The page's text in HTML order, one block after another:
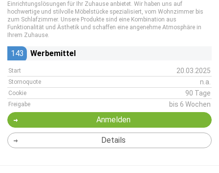
Einrichtungslösungen für Ihr Zuhause anbietet. Wir haben uns auf
hochwertige und stilvolle Möbelstücke spezialisiert, vom Wohnzimmer bis
zum Schlafzimmer. Unsere Produkte sind eine Kombination aus
Funktionalität und Ästhetik und schaffen eine angenehme Atmosphäre in
Ihrem Zuhause.
143 Werbemittel
Start 20.03.2025
Stornoquote n.a.
Cookie 90 Tage
Freigabe bis 6 Wochen
Anmelden
Details